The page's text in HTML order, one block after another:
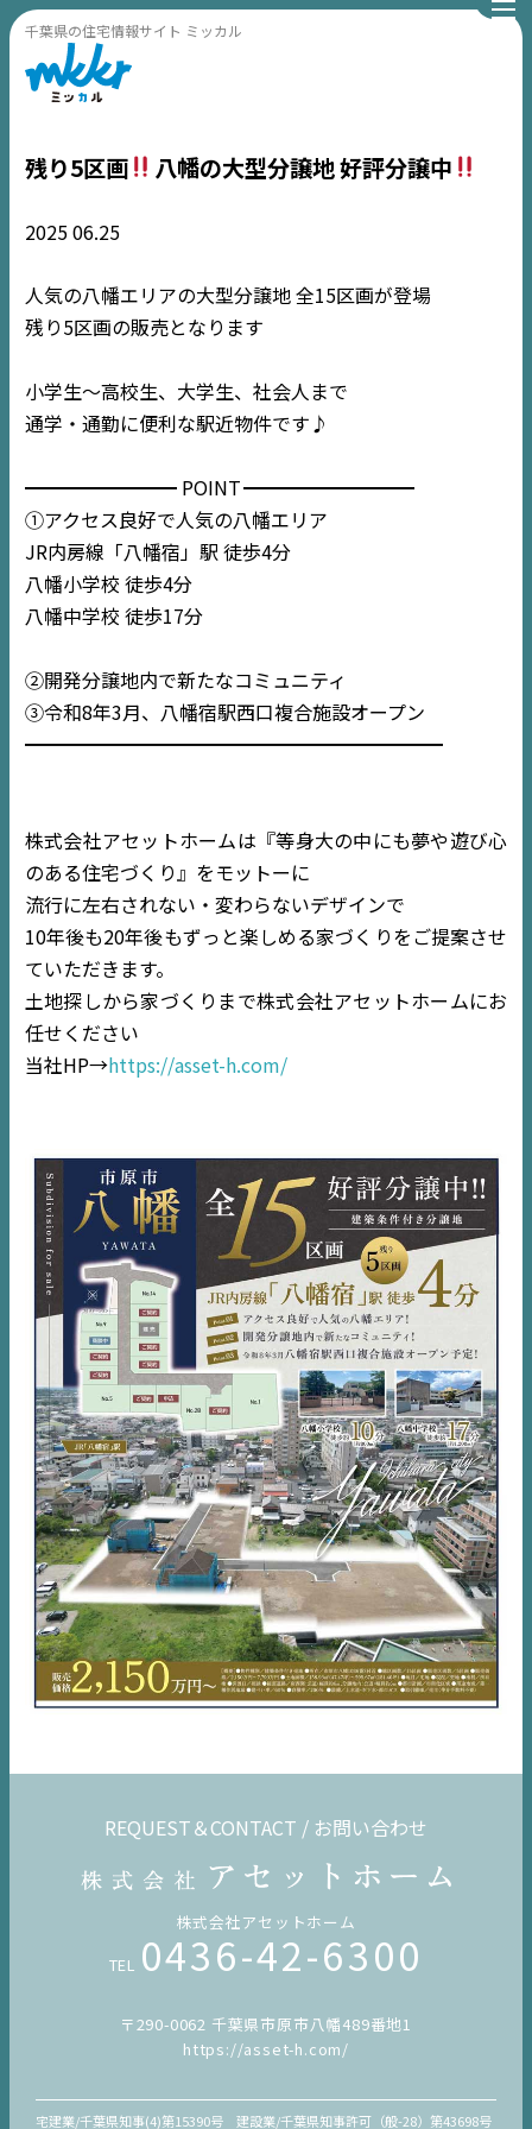
千葉県の住宅情報サイト ミッカル
住宅情報誌ミッケル
市原エリア
千葉
エリア
内房エリア
デジタルサイネージ
不動産一括査定
コラム
残り5区画 八幡の大型分譲地 好評分譲中
202506.25
人気の八幡エリアの大型分譲地 全15区画が登場
残り5区画の販売となります
小学生〜高校生、大学生、社会人まで
通学・通勤に便利な駅近物件です♪
━━━━━━━━ POINT━━━━━━━━━
①アクセス良好で人気の八幡エリア
JR内房線「八幡宿」駅 徒歩4分
八幡小学校 徒歩4分
八幡中学校 徒歩17分
②開発分譲地内で新たなコミュニティ
③令和8年3月、八幡宿駅西口複合施設オープン
━━━━━━━━━━━━━━━━━━━━━━
株式会社アセットホームは『等身大の中にも夢や遊び心
のある住宅づくり』をモットーに
流行に左右されない・変わらないデザインで
10年後も20年後もずっと楽しめる家づくりをご提案させ
ていただきます。
土地探しから家づくりまで株式会社アセットホームにお
任せください
当社HP→https://asset-h.com/
REQUEST＆CONTACT / お問い合わせ
株式会社アセットホーム
TEL 0436-42-6300
〒290-0062 千葉県市原市八幡489番地1
https://asset-h.com/
宅建業/千葉県知事(4)第15390号 建設業/千葉県知事許可（般-28）第43698号